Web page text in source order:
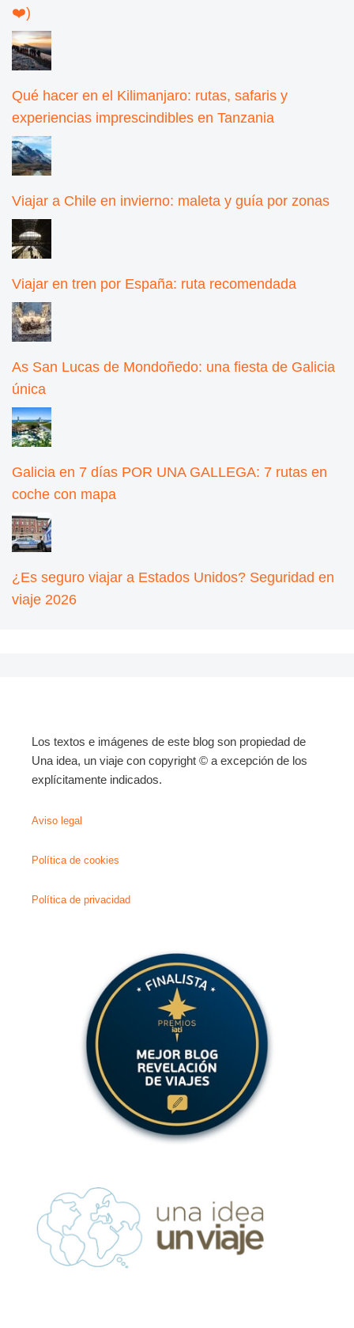
❤️)
Qué hacer en el Kilimanjaro: rutas, safaris y
experiencias imprescindibles en Tanzania
Viajar a Chile en invierno: maleta y guía por zonas
Viajar en tren por España: ruta recomendada
As San Lucas de Mondoñedo: una fiesta de Galicia
única
Galicia en 7 días POR UNA GALLEGA: 7 rutas en
coche con mapa
¿Es seguro viajar a Estados Unidos? Seguridad en
viaje 2026
Los textos e imágenes de este blog son propiedad de
Una idea, un viaje con copyright © a excepción de los
explícitamente indicados.
Aviso legal
Política de cookies
Política de privacidad